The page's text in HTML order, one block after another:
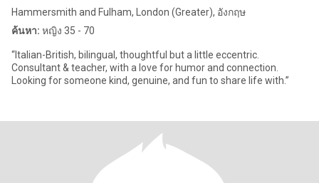
Hammersmith and Fulham, London (Greater), อังกฤษ
ค้นหา: หญิง 35 - 70
“Italian-British, bilingual, thoughtful but a little eccentric.
Consultant & teacher, with a love for humor and connection.
Looking for someone kind, genuine, and fun to share life with.”